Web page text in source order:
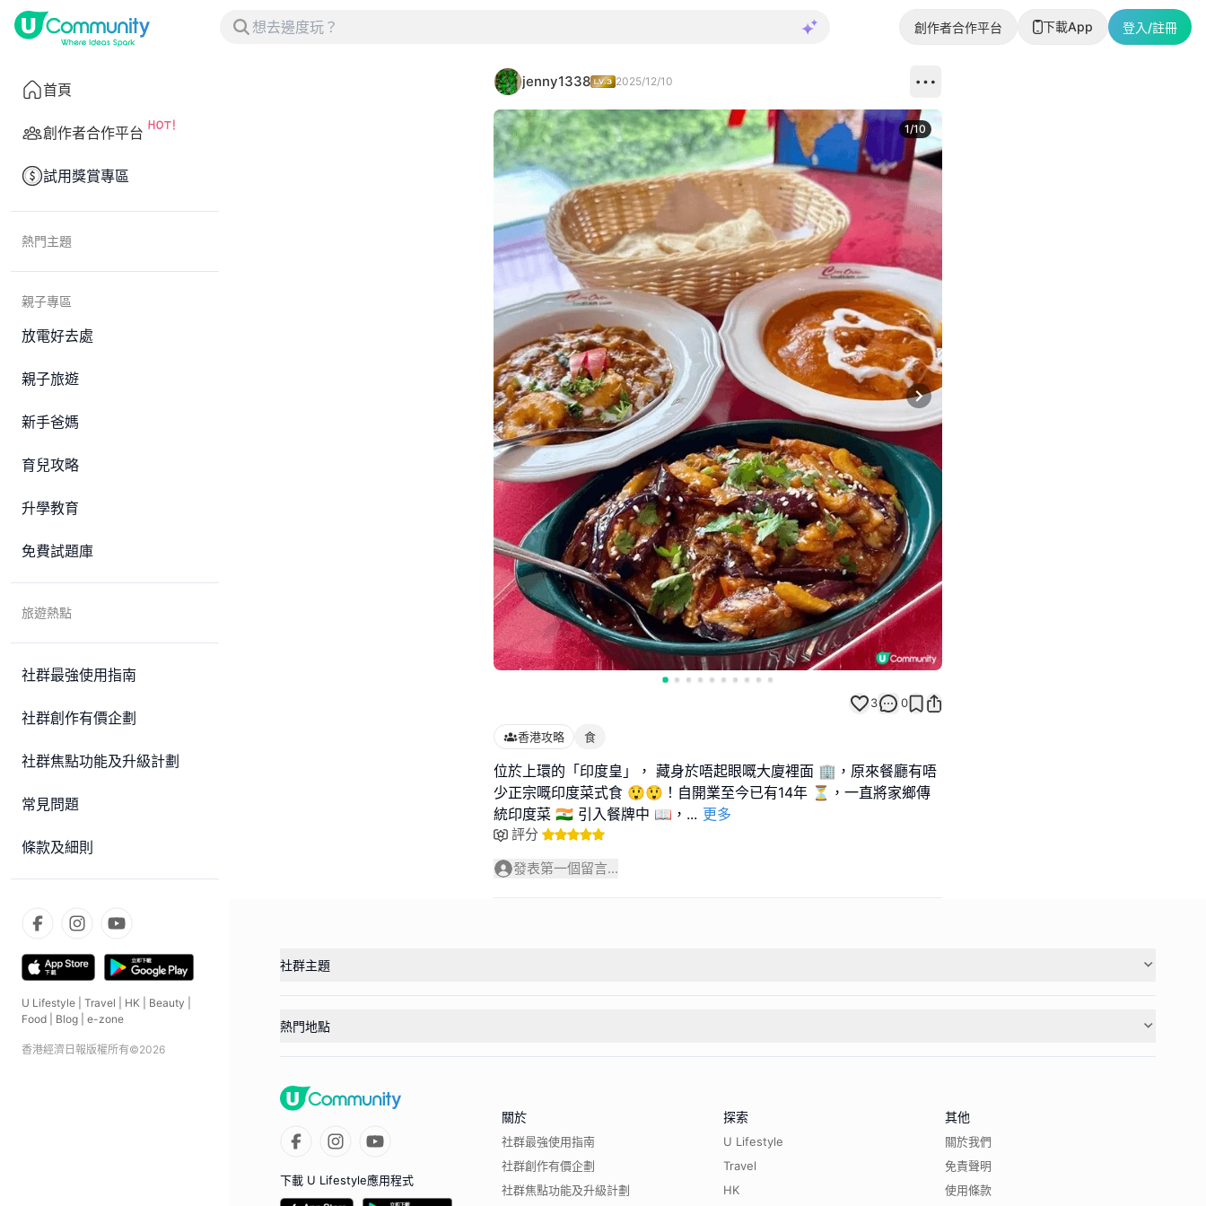
創作者合作平台 下載App 登入/註冊
首頁
創作者合作平台
試用獎賞專區
熱門主題
親子專區
放電好去處
親子旅遊
新手爸媽
育兒攻略
升學教育
免費試題庫
旅遊熱點
社群最強使用指南
社群創作有價企劃
社群焦點功能及升級計劃
常見問題
條款及細則
U Lifestyle Travel HK Beauty
Food
Blog e-zone
香港經濟日報版權所有©2026
jenny1338 2025/12/10
Next slide
1/10
3 0
香港攻略 食
位於上環的「印度皇」， 藏身於唔起眼嘅大廈裡面 🏢，原來餐廳有唔
少正宗嘅印度菜式食 😲😲！自開業至今已有14年 ⏳，一直將家鄉傳
統印度菜 🇮🇳 引入餐牌中 📖， ... 更多
評分
發表第一個留言...
社群主題
熱門地點
下載 U Lifestyle應用程式
關於
社群最強使用指南
社群創作有價企劃
社群焦點功能及升級計劃
探索
U Lifestyle
Travel
HK
其他
關於我們
免責聲明
使用條款